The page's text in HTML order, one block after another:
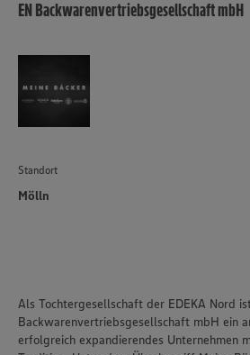
EN Backwarenvertriebsgesellschaft mbH
Standort
Mölln
Als Tochtergesellschaft der EDEKA Nord
Backwarenvertriebsgesellschaft mbH ein
erfolgreich expandierendes Unternehmen